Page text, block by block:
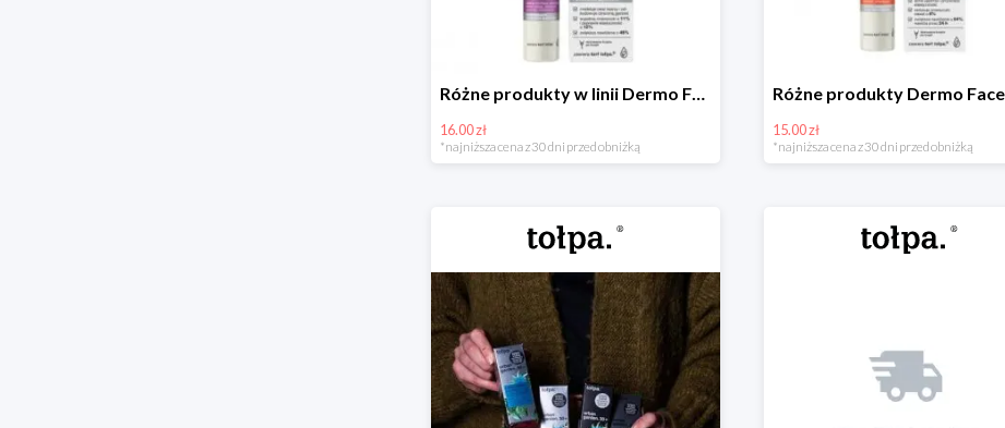
Różne produkty w linii Dermo Face 50+modelar do -16zł
16.00 zł
*najniższa cena z 30 dni przed obniżką
15.00 zł
*najniższa cena z 30 dni przed obniżką